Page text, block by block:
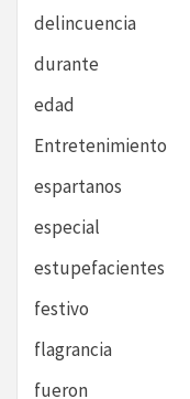
delincuencia
durante
edad
Entretenimiento
espartanos
especial
estupefacientes
festivo
flagrancia
fueron